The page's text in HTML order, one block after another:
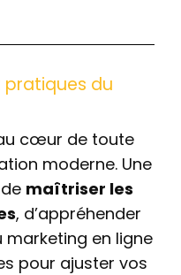
pratiques du
cœur de toute
moderne. Une
maîtriser les
, d’appréhender
en ligne
pour ajuster vos